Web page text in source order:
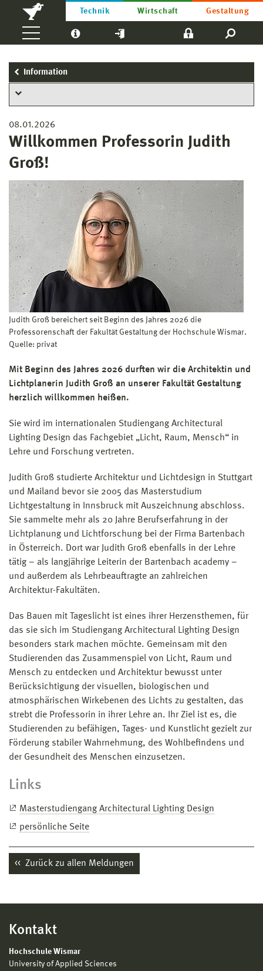
Technik Wirtschaft Gestaltung
Information
08.01.2026
Willkommen Professorin Judith
Groß!
Judith Groß bereichert seit Beginn des Jahres 2026 die
Professorenschaft der Fakultät Gestaltung der Hochschule Wismar.
Quelle: privat
Mit Beginn des Jahres 2026 durften wir die Architektin und
Lichtplanerin Judith Groß an unserer Fakultät Gestaltung
herzlich willkommen heißen.
Sie wird im internationalen Studiengang Architectural
Lighting Design das Fachgebiet „Licht, Raum, Mensch“ in
Lehre und Forschung vertreten.
Judith Groß studierte Architektur und Lichtdesign in Stuttgart
und Mailand bevor sie 2005 das Masterstudium
Lichtgestaltung in Innsbruck mit Auszeichnung abschloss.
Sie sammelte mehr als 20 Jahre Berufserfahrung in der
Lichtplanung und Lichtforschung bei der Firma Bartenbach
in Österreich. Dort war Judith Groß ebenfalls in der Lehre
tätig – als langjährige Leiterin der Bartenbach academy –
und außerdem als Lehrbeauftragte an zahlreichen
Architektur-Fakultäten.
Das Bauen mit Tageslicht ist eines ihrer Herzensthemen, für
das sie sich im Studiengang Architectural Lighting Design
besonders stark machen möchte. Gemeinsam mit den
Studierenden das Zusammenspiel von Licht, Raum und
Mensch zu entdecken und Architektur bewusst unter
Berücksichtigung der visuellen, biologischen und
atmosphärischen Wirkebenen des Lichts zu gestalten, das
strebt die Professorin in ihrer Lehre an. Ihr Ziel ist es, die
Studierenden zu befähigen, Tages- und Kunstlicht gezielt zur
Förderung stabiler Wahrnehmung, des Wohlbefindens und
der Gesundheit des Menschen einzusetzen.
Links
Masterstudiengang Architectural Lighting Design
persönliche Seite
Zurück zu allen Meldungen
Kontakt
Hochschule Wismar
University of Applied Sciences